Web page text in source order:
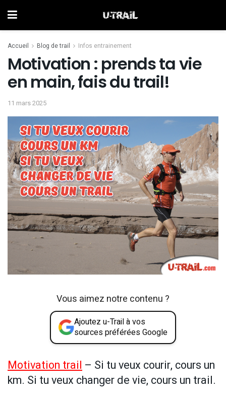
Accueil Blog de trail Infos entrainement
Motivation : prends ta vie
en main, fais du trail!
11 mars 2025
Vous aimez notre contenu ?
Ajoutez u-Trail à vos
sources préférées Google
Motivation trail – Si tu veux courir, cours un
km. Si tu veux changer de vie, cours un trail.